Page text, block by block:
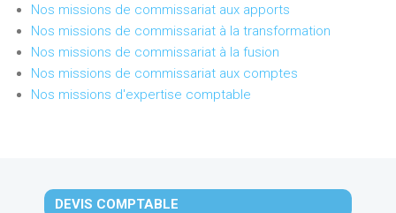
Nos missions de commissariat aux apports
Nos missions de commissariat à la transformation
Nos missions de commissariat à la fusion
Nos missions de commissariat aux comptes
Nos missions d'expertise comptable
DEVIS COMPTABLE